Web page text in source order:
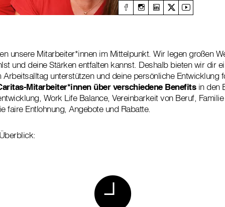
unsere Mitarbeiter*innen im Mittelpunkt. Wir legen großen
und deine Stärken entfalten kannst. Deshalb bieten wir dir
Arbeitsalltag unterstützen und deine persönliche Entwicklung
Mitarbeiter*innen über verschiedene Benefits in den
Work Life Balance, Vereinbarkeit von Beruf,
faire Entlohnung, Angebote und Rabatte.